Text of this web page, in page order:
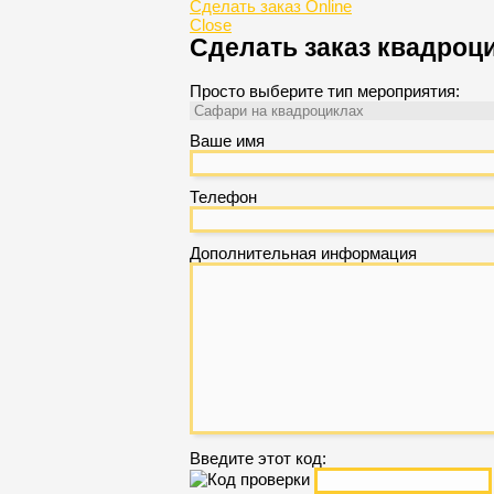
Сделать заказ Online
Close
Сделать заказ
Просто выберите тип мероприятия:
Ваше имя
Телефон
Дополнительная информация
Введите этот код: